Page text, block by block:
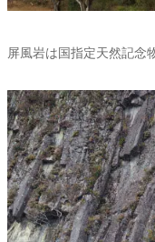
屏風岩は国指定天然記念